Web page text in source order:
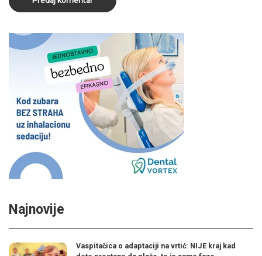
Najnovije
Vaspitačica o adaptaciji na vrtić: NIJE kraj kad